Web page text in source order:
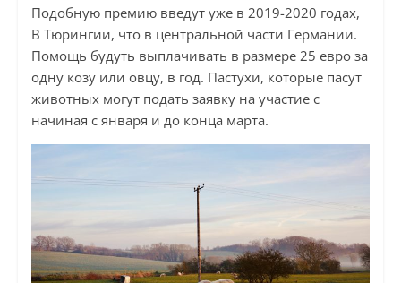
Подобную премию введут уже в 2019-2020 годах,
В Тюрингии, что в центральной части Германии.
Помощь будуть выплачивать в размере 25 евро за
одну козу или овцу, в год. Пастухи, которые пасут
животных могут подать заявку на участие с
начиная с января и до конца марта.